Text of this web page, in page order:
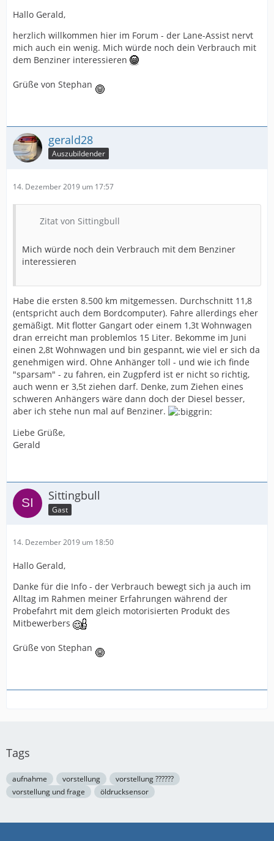
Hallo Gerald,
herzlich willkommen hier im Forum - der Lane-Assist nervt
mich auch ein wenig. Mich würde noch dein Verbrauch mit
dem Benziner interessieren
Grüße von Stephan
gerald28
Auszubildender
14. Dezember 2019 um 17:57
Zitat von Sittingbull
Mich würde noch dein Verbrauch mit dem Benziner
interessieren
Habe die ersten 8.500 km mitgemessen. Durchschnitt 11,8
(entspricht auch dem Bordcomputer). Fahre allerdings eher
gemäßigt. Mit flotter Gangart oder einem 1,3t Wohnwagen
dran erreicht man problemlos 15 Liter. Bekomme im Juni
einen 2,8t Wohnwagen und bin gespannt, wie viel er sich da
genehmigen wird. Ohne Anhänger toll - und wie ich finde
"sparsam" - zu fahren, ein Zugpferd ist er nicht so richtig,
auch wenn er 3,5t ziehen darf. Denke, zum Ziehen eines
schweren Anhängers wäre dann doch der Diesel besser,
aber ich stehe nun mal auf Benziner.
Liebe Grüße,
Gerald
Sittingbull
Gast
14. Dezember 2019 um 18:50
Hallo Gerald,
Danke für die Info - der Verbrauch bewegt sich ja auch im
Alltag im Rahmen meiner Erfahrungen während der
Probefahrt mit dem gleich motorisierten Produkt des
Mitbewerbers
Grüße von Stephan
Tags
aufnahme vorstellung
vorstellung ??????
vorstellung und frage
öldrucksensor